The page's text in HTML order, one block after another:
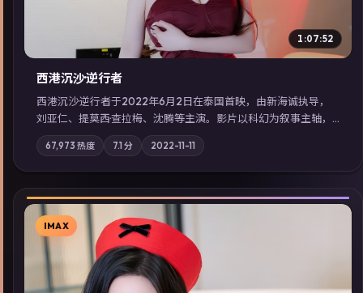
1:07:52
西港沉沙·逆行者
西港沉沙·逆行者于2022年6月2日在泰国首映，由新海诚执导，
刘亚仁、提莫西·查拉梅、沈腾等主演。影片以科幻为叙事主轴，
失踪人口档案牵出跨国灰色产业链；摄影与配乐强化地域气质；
站内亦可通过「国产免费观看高清电视剧在线看」延展检索同类
型高分佳作，畅享高清在线追剧体验。
67,973 热度 7.1分 2022-11-11
IMAX